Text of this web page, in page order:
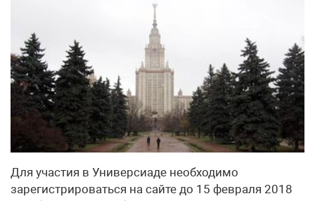
Для участия в Универсиаде необходимо
зарегистрироваться на сайте до 15 февраля 2018